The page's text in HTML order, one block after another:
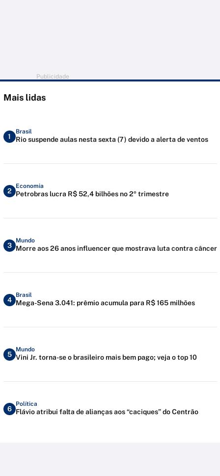
Publicidade
Mais lidas
1
Brasil
Rio suspende aulas nesta sexta (7) devido a alerta de ventos
2
Economia
Petrobras lucra R$ 52,4 bilhões no 2º trimestre
3
Mundo
Morre aos 26 anos influencer que mostrava luta contra câncer
4
Brasil
Mega-Sena 3.041: prêmio acumula para R$ 165 milhões
5
Mundo
Vini Jr. torna-se o brasileiro mais bem pago; veja o top 10
6
Política
Flávio atribui falta de alianças aos “caciques” do Centrão